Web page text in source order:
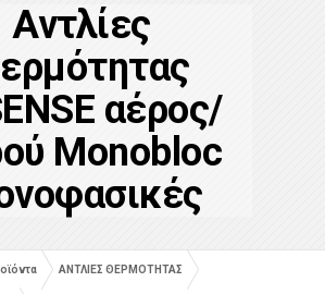
Αντλίες
αέρος/
Monobloc
ΑΝΤΛΙΕΣ ΘΕΡΜΟΤΗΤΑΣ